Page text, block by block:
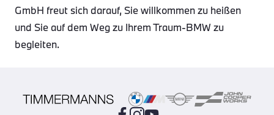
GmbH freut sich darauf, Sie willkommen zu heißen
und Sie auf dem Weg zu Ihrem Traum-BMW zu
begleiten.